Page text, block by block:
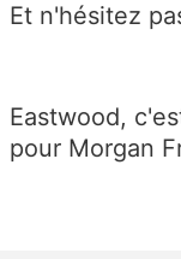
Et n'hésitez
Eastwood,
pour Morgan